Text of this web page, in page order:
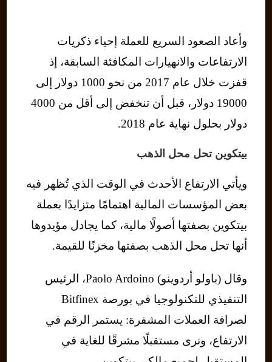
وأعاد الصعود السريع للعملة إحياء ذكريات
الارتفاعات والانهيارات المكافئة السابقة، إذ
قفزت خلال عام 2017 من نحو 1000 دولار إلى
19000 دولار، قبل أن تنخفض ​​إلى أقل من 4000
دولار بحلول نهاية عام 2018.
بيتكوين تحل محل الذهب
ويأتي الارتفاع الأحدث في الوقت الذي تُظهر فيه
بعض المؤسسات المالية اهتمامًا متزايدًا بعملة
بيتكوين بصفتها أصولًا مالية، كما يجادل مؤيدوها
أنها تحل محل الذهب بصفتها مخزنًا للقيمة.
وقال (باولو أردوينو) Paolo Ardoino، الرئيس
التنفيذي للتكنولوجيا في بورصة Bitfinex
لصرافة العملات المشفرة: يستمر الرقم في
الارتفاع، ونرى مستقبلًا مشرقًا للغاية في